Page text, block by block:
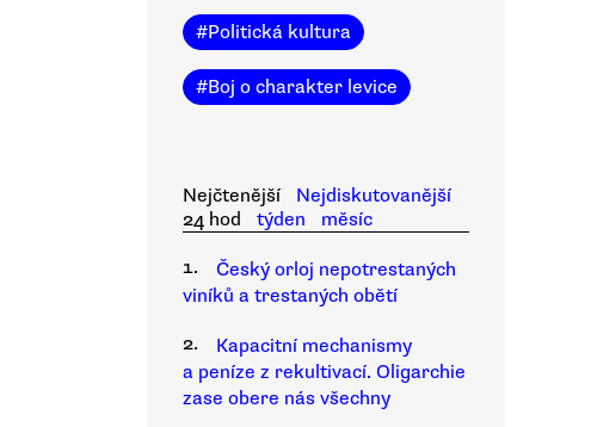
#Politická kultura
#Boj o charakter levice
Nejčtenější
Nejdiskutovanější
24 hod
týden
měsíc
1.
Český orloj nepotrestaných
viníků a trestaných obětí
2.
Kapacitní mechanismy
a peníze z rekultivací. Oligarchie
zase obere nás všechny